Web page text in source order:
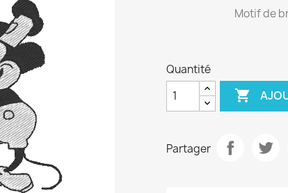
Motif de
Quantité

Partager